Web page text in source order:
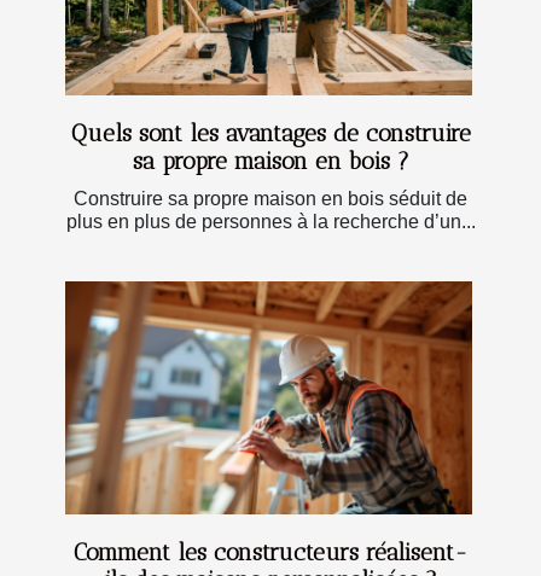
Quels sont les avantages de construire
sa propre maison en bois ?
Construire sa propre maison en bois séduit de
plus en plus de personnes à la recherche d’un...
Comment les constructeurs réalisent-